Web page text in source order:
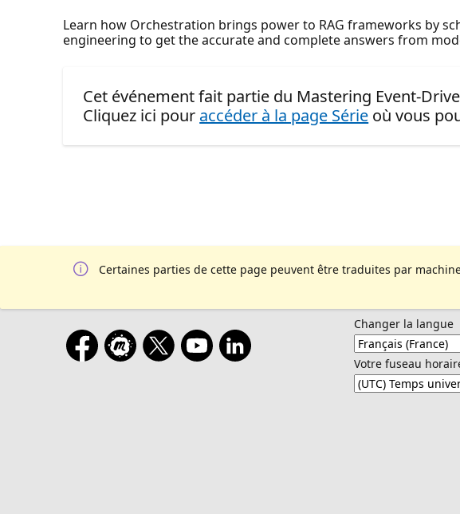
Learn how Orchestration brings power to RAG frameworks by
engineering to get the accurate and complete answers from
Cet événement fait partie du Mastering Event-
Cliquez ici pour accéder à la page Série où vous
Certaines parties de cette page peuvent être traduites par
Changer la langue
Votre fuseau